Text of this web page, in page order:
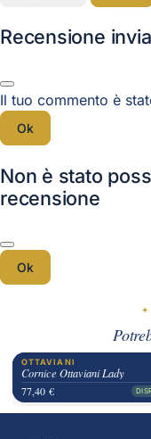
Recensione
Il tuo commento è
Ok
Non è stato
recensione
Ok
✦
OTTAVIANI
Cornice Ottaviani Lady
77,40 €